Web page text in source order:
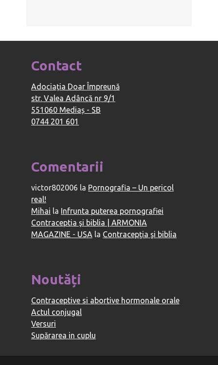
Contact
Adociația Doar Împreună
str. Valea Adâncă nr 9/1
551060 Mediaș - SB
0744 201 601
Comentarii
victor802006 la Pornografia – Un pericol
real!
Mihai la Infrunta puterea pornografiei
Contraceptia şi biblia | ARMONIA
MAGAZINE - USA la Contracepţia şi biblia
Noutăți
Contraceptive si abortive hormonale orale
Actul conjugal
Versuri
Supărarea in cuplu